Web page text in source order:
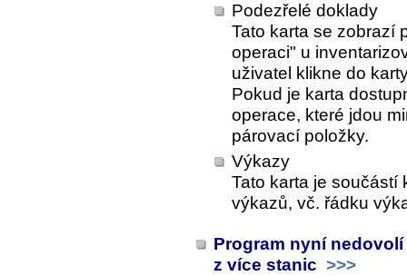
Podezřelé doklady
Tato karta se zobrazí
operaci" u
uživatel klikne do
Pokud je karta
operace, které jdou
párovací položky.
Výkazy
Tato karta je součástí
výkazů, vč. řádku
Program nyní
z více stanic >>>